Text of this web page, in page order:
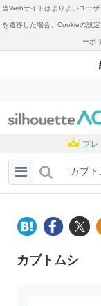
当Webサイトはよりよいユー
を遷移した場合、Cookieの設
ーポ
プ
カブトムシ